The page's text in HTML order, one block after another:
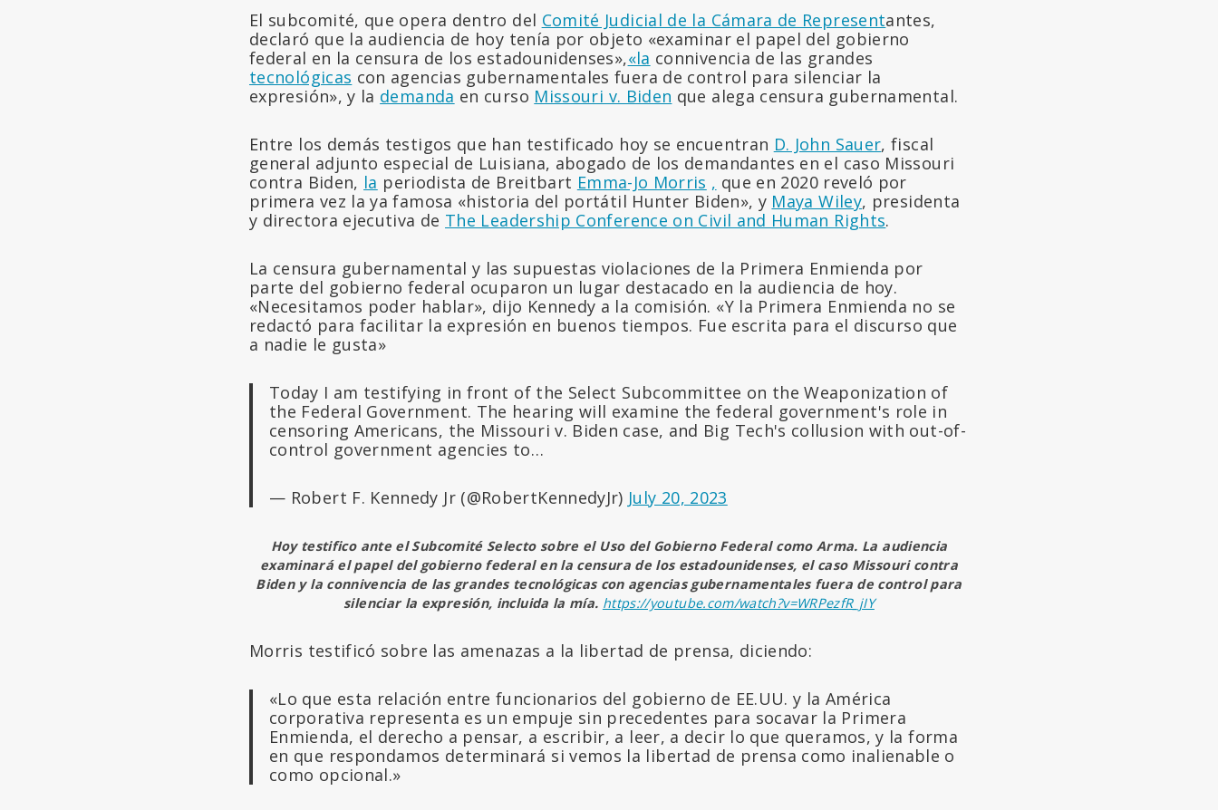
El subcomité, que opera dentro del Comité Judicial de la Cámara de Representantes,
declaró que la audiencia de hoy tenía por objeto «examinar el papel del gobierno
federal en la censura de los estadounidenses»,«la connivencia de las grandes
tecnológicas con agencias gubernamentales fuera de control para silenciar la
expresión», y la demanda en curso Missouri v. Biden que alega censura gubernamental.
Entre los demás testigos que han testificado hoy se encuentran D. John Sauer, fiscal
general adjunto especial de Luisiana, abogado de los demandantes en el caso Missouri
contra Biden, la periodista de Breitbart Emma-Jo Morris , que en 2020 reveló por
primera vez la ya famosa «historia del portátil Hunter Biden», y Maya Wiley, presidenta
y directora ejecutiva de The Leadership Conference on Civil and Human Rights.
La censura gubernamental y las supuestas violaciones de la Primera Enmienda por
parte del gobierno federal ocuparon un lugar destacado en la audiencia de hoy.
«Necesitamos poder hablar», dijo Kennedy a la comisión. «Y la Primera Enmienda no se
redactó para facilitar la expresión en buenos tiempos. Fue escrita para el discurso que
a nadie le gusta»
Today I am testifying in front of the Select Subcommittee on the Weaponization of
the Federal Government. The hearing will examine the federal government's role in
censoring Americans, the Missouri v. Biden case, and Big Tech's collusion with out-of-
control government agencies to…
— Robert F. Kennedy Jr (@RobertKennedyJr) July 20, 2023
Hoy testifico ante el Subcomité Selecto sobre el Uso del Gobierno Federal como Arma. La audiencia
examinará el papel del gobierno federal en la censura de los estadounidenses, el caso Missouri contra
Biden y la connivencia de las grandes tecnológicas con agencias gubernamentales fuera de control para
silenciar la expresión, incluida la mía. https://youtube.com/watch?v=WRPezfR_jIY
Morris testificó sobre las amenazas a la libertad de prensa, diciendo:
«Lo que esta relación entre funcionarios del gobierno de EE.UU. y la América
corporativa representa es un empuje sin precedentes para socavar la Primera
Enmienda, el derecho a pensar, a escribir, a leer, a decir lo que queramos, y la forma
en que respondamos determinará si vemos la libertad de prensa como inalienable o
como opcional.»